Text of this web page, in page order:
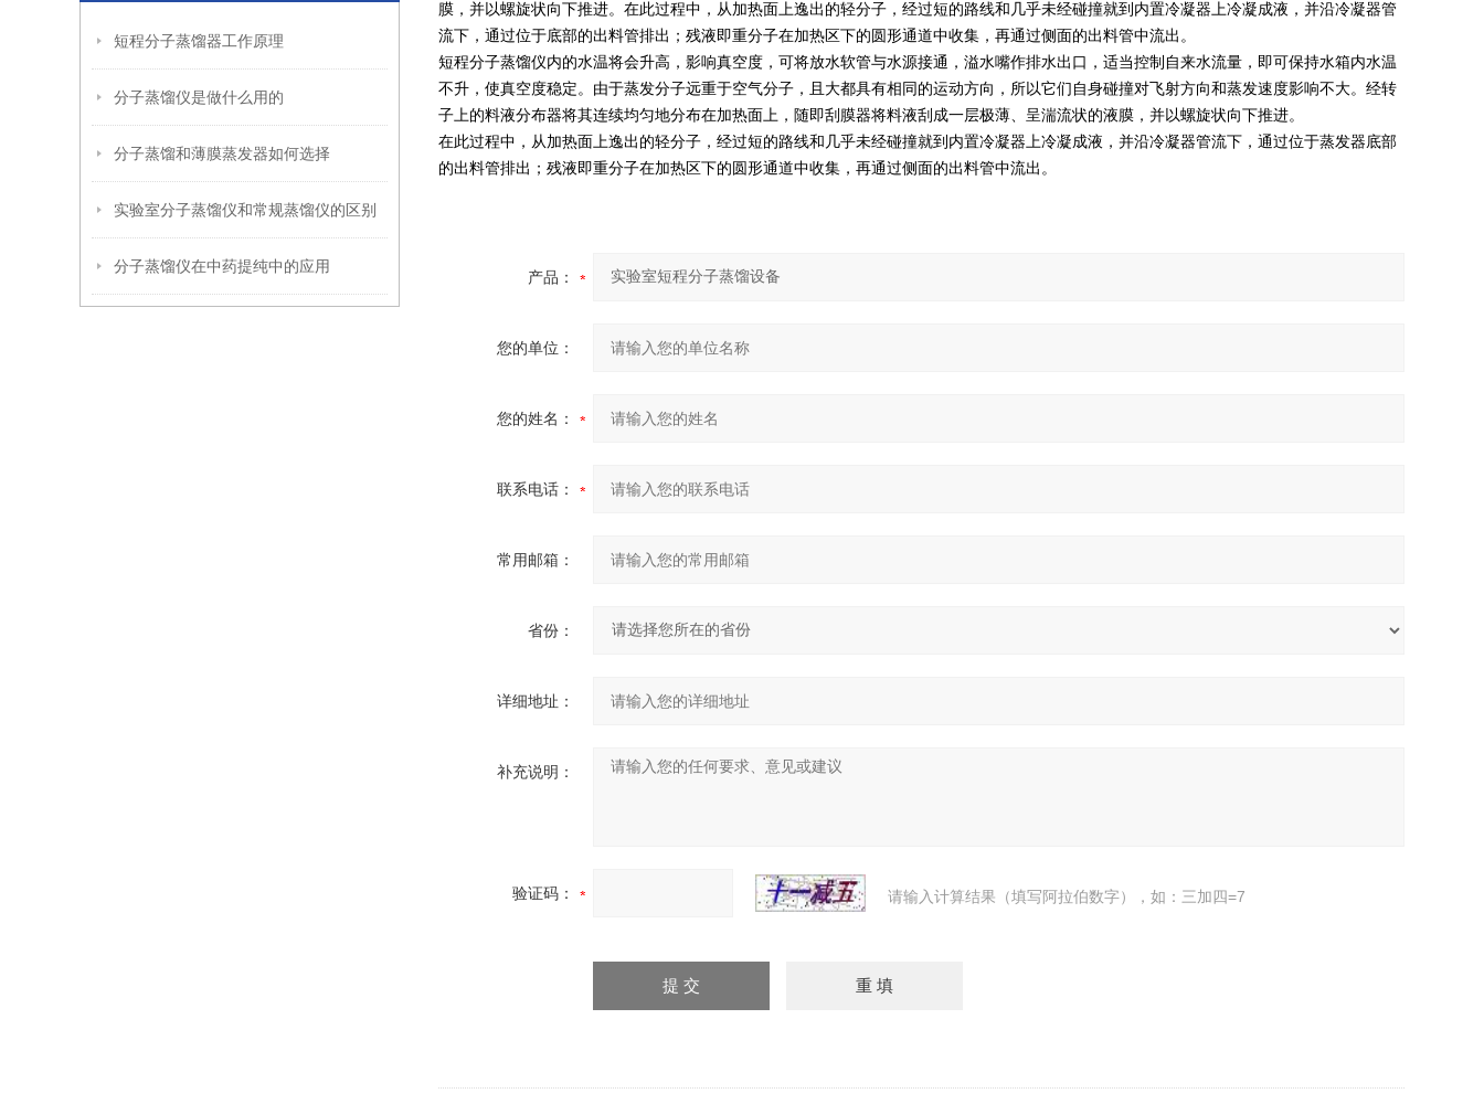
膜，并以螺旋状向下推进。在此过程中，从加热面上逸出的轻分子，经过短的路线和几乎未经碰撞就到内置冷凝器上冷凝成液，并沿冷凝器管
流下，通过位于底部的出料管排出；残液即重分子在加热区下的圆形通道中收集，再通过侧面的出料管中流出。
短程分子蒸馏仪内的水温将会升高，影响真空度，可将放水软管与水源接通，溢水嘴作排水出口，适当控制自来水流量，即可保持水箱内水温
不升，使真空度稳定。由于蒸发分子远重于空气分子，且大都具有相同的运动方向，所以它们自身碰撞对飞射方向和蒸发速度影响不大。经转
子上的料液分布器将其连续均匀地分布在加热面上，随即刮膜器将料液刮成一层极薄、呈湍流状的液膜，并以螺旋状向下推进。
在此过程中，从加热面上逸出的轻分子，经过短的路线和几乎未经碰撞就到内置冷凝器上冷凝成液，并沿冷凝器管流下，通过位于蒸发器底部
的出料管排出；残液即重分子在加热区下的圆形通道中收集，再通过侧面的出料管中流出。
产品：
您的单位：
您的姓名：
联系电话：
常用邮箱：
省份：
详细地址：
补充说明：
验证码： 请输入计算结果（填写阿拉伯数字），如：三加四=7
短程分子蒸馏器工作原理
分子蒸馏仪是做什么用的
分子蒸馏和薄膜蒸发器如何选择
实验室分子蒸馏仪和常规蒸馏仪的区别
分子蒸馏仪在中药提纯中的应用